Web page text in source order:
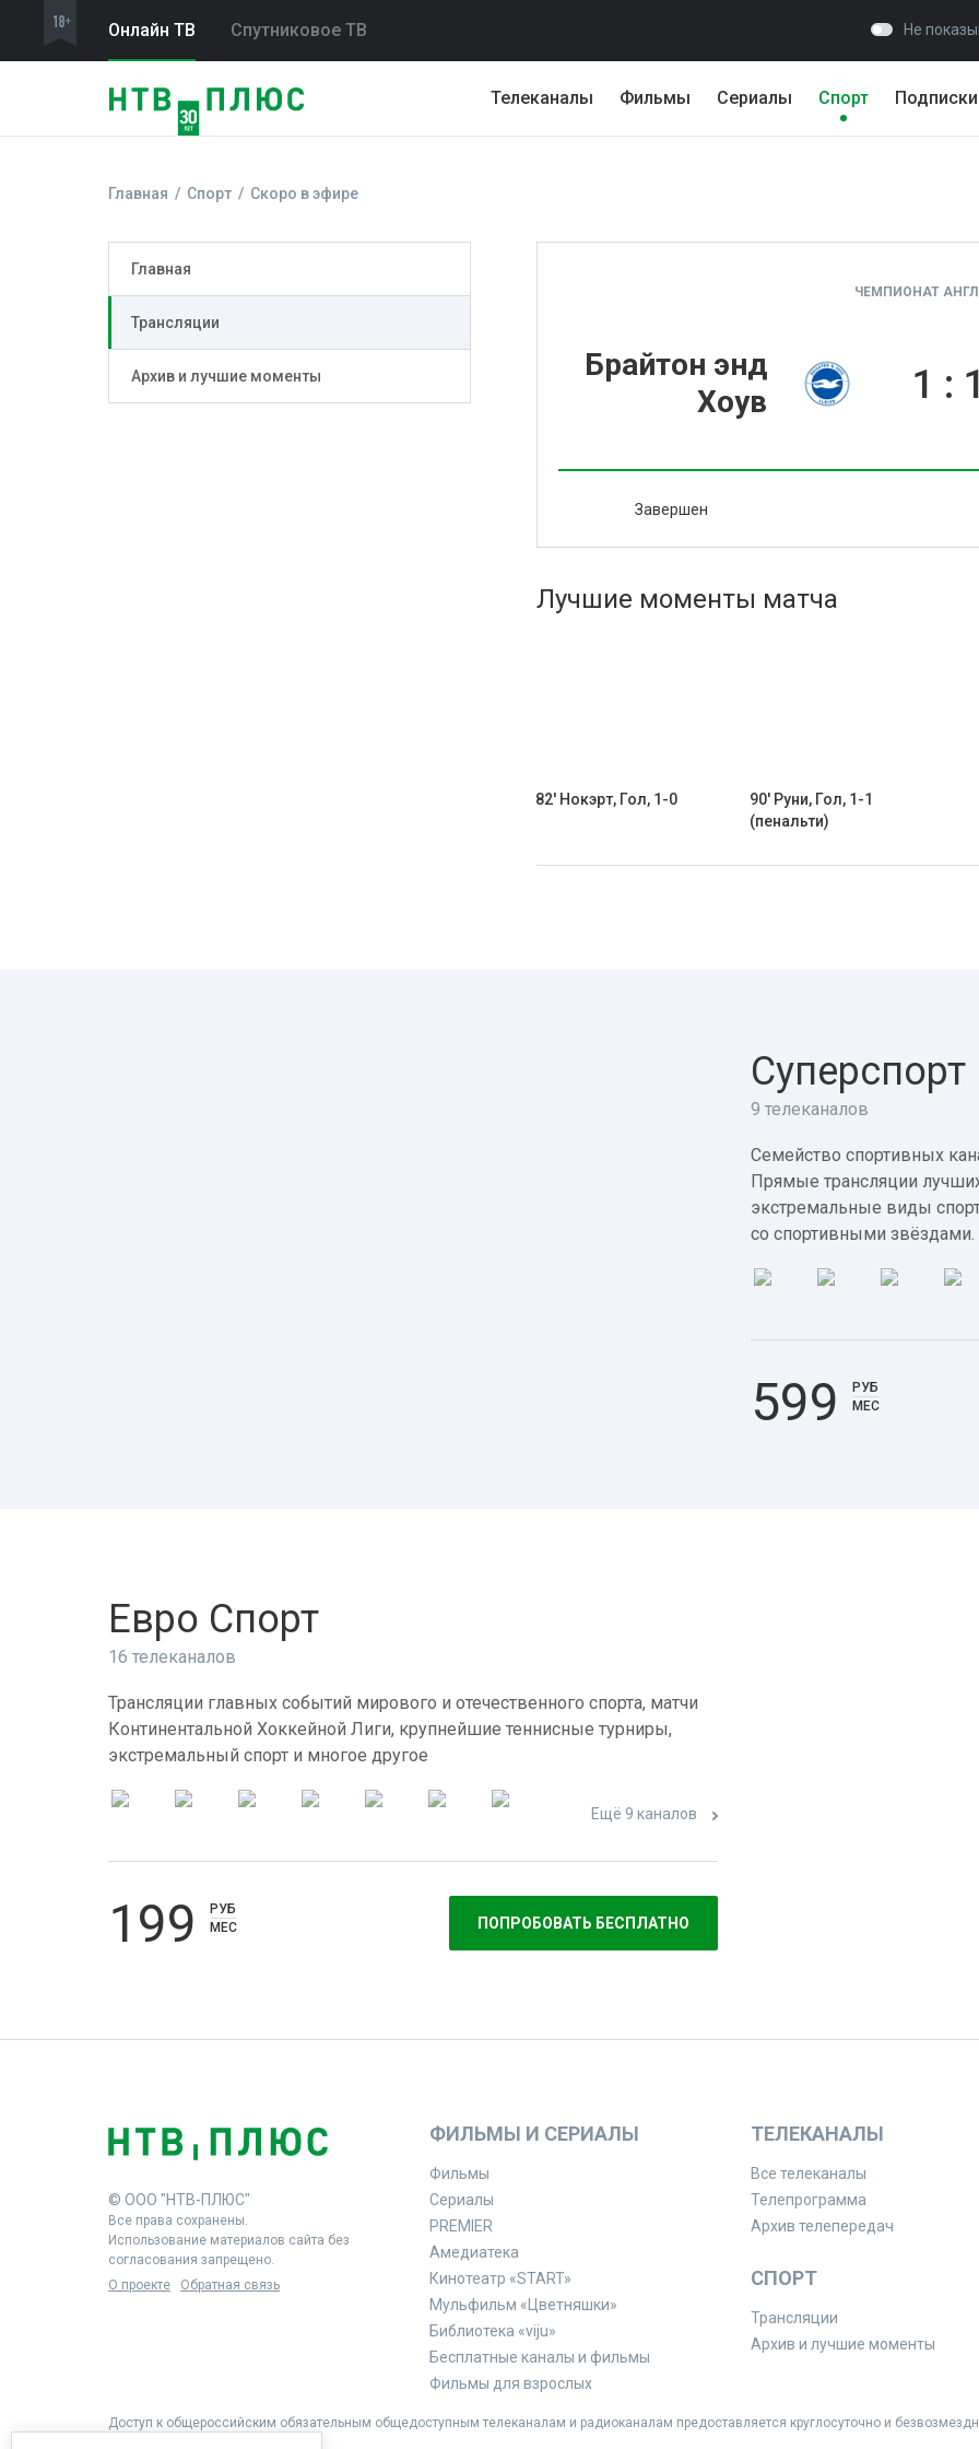
Онлайн ТВ Спутниковое ТВ Не
Телеканалы Фильмы Сериалы Спорт Подписки
Главная Спорт Скоро в эфире
Главная
Трансляции
Архив и лучшие моменты
ЧЕМПИОНАТ
Брайтон энд
Хоув
1 :
Завершен
Лучшие моменты матча
82' Нокэрт, Гол, 1-0
90' Руни, Гол, 1-1
(пенальти)
Суперспорт
9 телеканалов
Семейство спортивных
Прямые трансляции
экстремальные виды
со спортивными звёздами.
599
РУБ
МЕС
Евро Спорт
16 телеканалов
Трансляции главных событий мирового и отечественного спорта, матчи
Континентальной Хоккейной Лиги, крупнейшие теннисные турниры,
экстремальный спорт и многое другое
Ещё 9 каналов
199
РУБ
МЕС
ПОПРОБОВАТЬ БЕСПЛАТНО
© ООО "НТВ-ПЛЮС"
Все права сохранены.
Использование материалов сайта без
согласования запрещено.
О проекте
Обратная связь
ФИЛЬМЫ И СЕРИАЛЫ
Фильмы
Сериалы
PREMIER
Амедиатека
Кинотеатр «START»
Мульфильм «Цветняшки»
Библиотека «viju»
Бесплатные каналы и фильмы
Фильмы для взрослых
ТЕЛЕКАНАЛЫ
Все телеканалы
Телепрограмма
Архив телепередач
СПОРТ
Трансляции
Архив и лучшие моменты
Доступ к общероссийским обязательным общедоступным телеканалам и радиоканалам предоставляется круглосуточно и